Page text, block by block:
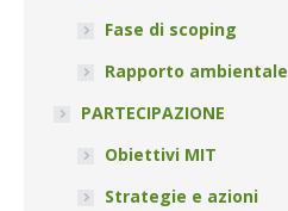
Fase di scoping
Rapporto ambientale
PARTECIPAZIONE
Obiettivi MIT
Strategie e azioni